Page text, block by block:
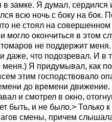
замке. Я думал,
всю ночь с боку на бок.
не стоял на
могло окончиться в этом
не поддержит
даже, что подозревал. И
меня.) Я придумывал, как
этим господствовало
до времени
и смотрел в окно,
быть, и не было.> Только
смены, причем